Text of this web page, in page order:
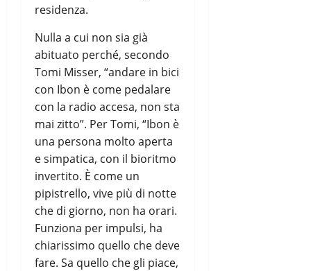
residenza.
Nulla a cui non sia già
abituato perché, secondo
Tomi Misser, “andare in bici
con Ibon è come pedalare
con la radio accesa, non sta
mai zitto”. Per Tomi, “Ibon è
una persona molto aperta
e simpatica, con il bioritmo
invertito. È come un
pipistrello, vive più di notte
che di giorno, non ha orari.
Funziona per impulsi, ha
chiarissimo quello che deve
fare. Sa quello che gli piace,